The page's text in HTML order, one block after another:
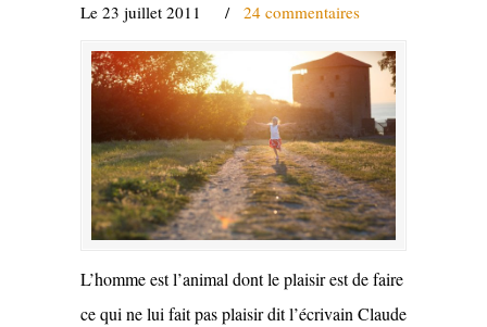
Le 23 juillet 2011 / 24 commentaires
L’homme est l’animal dont le plaisir est de faire
ce qui ne lui fait pas plaisir dit l’écrivain Claude